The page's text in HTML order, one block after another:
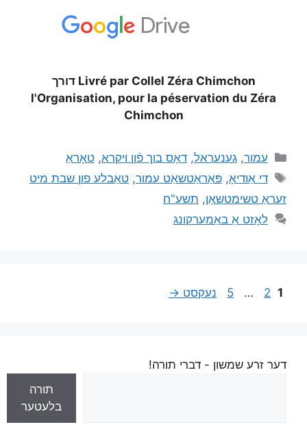
Livré par Collel Zéra Chimchon דורך
l'Organisation, pour la péservation du Zéra
Chimchon
עמור,גענעראל,דאָס בוך פֿון ויקרא,טאָראַ
די אַודיאָ,פּאַראַטשאַט עמור,טאַבלע פון שבת מיט
זעראַ טשימטשאָן, תשע"ח
לאָזט אַ באַמערקונג
1
2
…
5 נעקסט →
דער זרע שמשון - דברי תורה!
תורה
בלעטער